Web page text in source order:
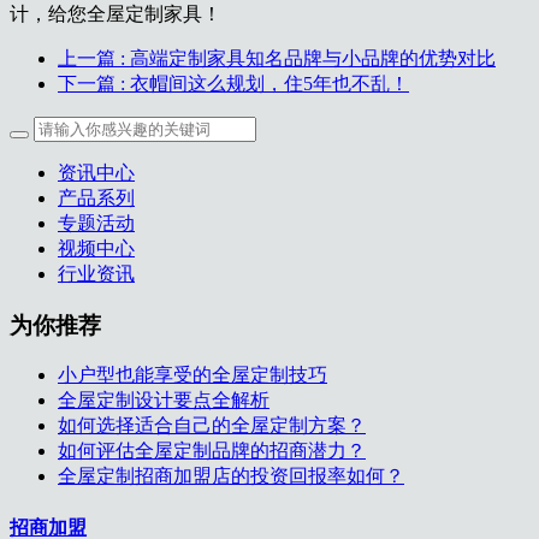
计，给您全屋定制家具！
上一篇 : 高端定制家具知名品牌与小品牌的优势对比
下一篇 : 衣帽间这么规划，住5年也不乱！
资讯中心
产品系列
专题活动
视频中心
行业资讯
为你推荐
小户型也能享受的全屋定制技巧
全屋定制设计要点全解析
如何选择适合自己的全屋定制方案？
如何评估全屋定制品牌的招商潜力？
全屋定制招商加盟店的投资回报率如何？
招商加盟